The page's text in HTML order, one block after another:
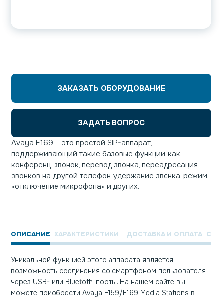
Avaya Е169 – это простой SIP-аппарат,
поддерживающий такие базовые функции, как
конференц-звонок, перевод звонка, переадресация
звонков на другой телефон, удержание звонка, режим
«отключение микрофона» и других.
ЗАКАЗАТЬ ОБОРУДОВАНИЕ
ЗАДАТЬ ВОПРОС
ОПИСАНИЕ ХАРАКТЕРИСТИКИ ДОСТАВКА И ОПЛАТА
Уникальной функцией этого аппарата является
возможность соединения со смартфоном пользователя
через USB- или Bluetoth-порты. На нашем сайте вы
можете приобрести Avaya E159/E169 Media Stations в